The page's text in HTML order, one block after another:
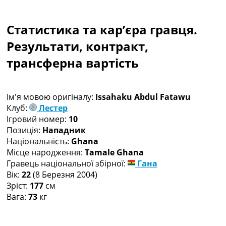
Чемпіонат Світу
Україна. Прем’єр-Ліга
Україна. Перша Ліга
Ліга Чемпіонів
Ще Турніри >>>
Таблиці
Чемпіонат Світу. Турнирні таблиці
Таблиця УПЛ
Перша Ліга
Таблиця АПЛ
Таблиця Ла Ліги
Таблиця Ліги Чемпіонів
Всі таблиці >>>
Рейтинги
Статистика та кар’єра гравця.
Результати, контракт,
трансферна вартість
Ім'я мовою оригіналу: Issahaku Abdul Fatawu
Клуб:
Лестер
Ігровий номер: 10
Позиція: Нападник
Національність: Ghana
Місце народження: Tamale Ghana
Гравець національної збірної:
Гана
Вік: 22(8 Березня 2004)
Зріст: 177 см
Вага: 73 кг